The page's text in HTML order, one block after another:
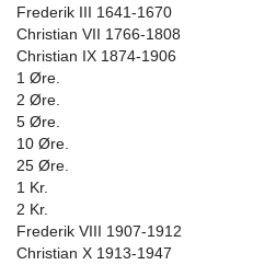
Frederik III 1641-1670
Christian VII 1766-1808
Christian IX 1874-1906
1 Øre.
2 Øre.
5 Øre.
10 Øre.
25 Øre.
1 Kr.
2 Kr.
Frederik VIII 1907-1912
Christian X 1913-1947